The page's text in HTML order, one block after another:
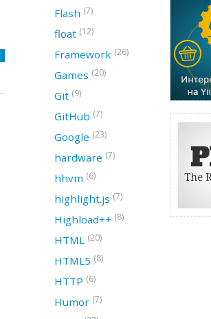
Flash (7)
float (12)
Framework (26)
Games (20)
Git (9)
GitHub (7)
Google (23)
hardware (7)
hhvm (6)
highlight.js (7)
Highload++ (8)
HTML (20)
HTML5 (8)
HTTP (6)
Humor (7)